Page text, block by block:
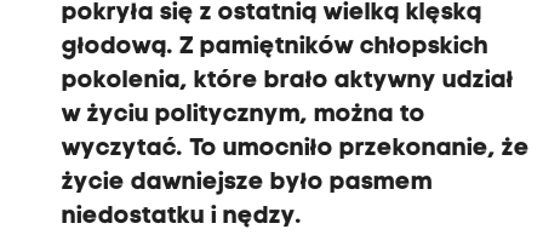
pokryła się z ostatnią wielką klęską
głodową. Z pamiętników chłopskich
pokolenia, które brało aktywny udział
w życiu politycznym, można to
wyczytać. To umocniło przekonanie, że
życie dawniejsze było pasmem
niedostatku i nędzy.